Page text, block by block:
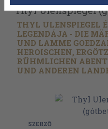
Thyl Ulenspiegel
THYL ULENSPIEGEL
LEGENDÁJA - DIE
UND LAMME
HEROISCHEN,
RÜHMLICHEN
UND ANDEREN
SZERZŐ